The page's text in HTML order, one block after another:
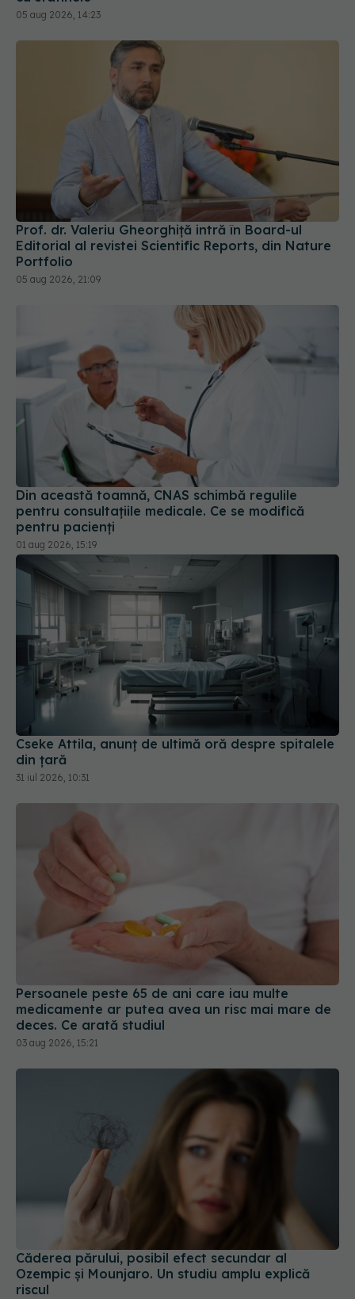
05 aug 2026, 14:23
Prof. dr. Valeriu Gheorghiță intră în Board-ul
Editorial al revistei Scientific Reports, din Nature
Portfolio
05 aug 2026, 21:09
Din această toamnă, CNAS schimbă regulile
pentru consultațiile medicale. Ce se modifică
pentru pacienți
01 aug 2026, 15:19
Cseke Attila, anunț de ultimă oră despre spitalele
din țară
31 iul 2026, 10:31
Persoanele peste 65 de ani care iau multe
medicamente ar putea avea un risc mai mare de
deces. Ce arată studiul
03 aug 2026, 15:21
Căderea părului, posibil efect secundar al
Ozempic și Mounjaro. Un studiu amplu explică
riscul